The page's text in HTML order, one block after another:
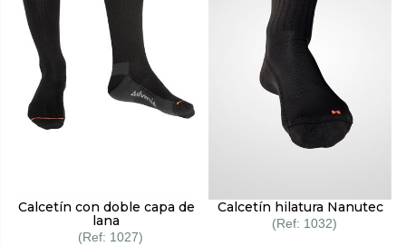
Calcetín con doble capa de
lana
1027
Calcetín hilatura Nanutec
1032